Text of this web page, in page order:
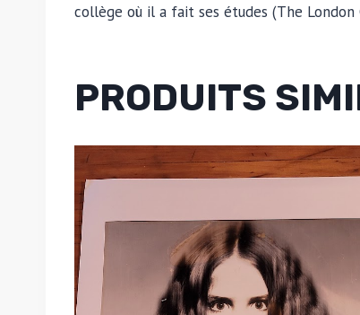
collège où il a fait ses études (The London
PRODUITS